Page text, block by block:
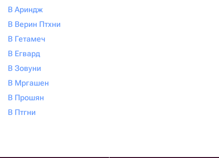
В Ариндж
В Верин Птхни
В Гетамеч
В Егвард
В Зовуни
В Мргашен
В Прошян
В Птгни